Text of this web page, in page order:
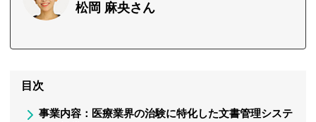
松岡 麻央さん
目次
事業内容：医療業界の治験に特化した文書管理システ